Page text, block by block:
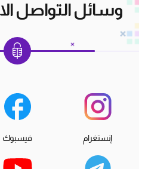
وسائل التواصل
إنستغرام فيسبوك